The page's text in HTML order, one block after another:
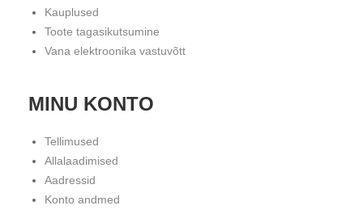
Kauplused
Toote tagasikutsumine
Vana elektroonika vastuvõtt
MINU KONTO
Tellimused
Allalaadimised
Aadressid
Konto andmed